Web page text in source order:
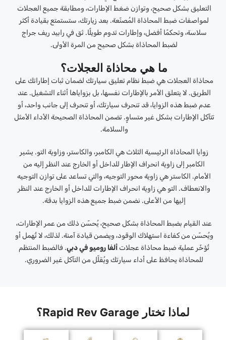
التعليق بشكل صحيح، وتوازن ضغط الإطارات، ومطابقة جميع العجلات
لمواصفات ضبط المحاذاة المُصنّعة. بعد زيارتك، ستستمتع بقيادة أكثر
سلاسة، وتحكمًا أفضل، وإطارات تدوم طويلًا. ثق في رابيد ريف جراج
لضبط المحاذاة بشكل صحيح من المرة الأولى.
ما هي محاذاة العجلات؟
محاذاة العجلات هي ضبط نظام تعليق سيارتك لضمان ثبات إطاراتك على
الطريق. لا يتعلق الأمر بالإطارات نفسها، بل بزواياها أثناء التشغيل. عند
عدم ضبط هذه الزوايا، قد تنحرف سيارتك، أو تنحرف إلى جانب واحد، أو
تتآكل الإطارات بشكل غير متساوٍ. تضمن المحاذاة الصحيحة الأداء الأمثل
والسلامة.
زوايا المحاذاة الرئيسية الثلاث هي الكامبر، والكاستر، وزاوية التو. يشير
الكامبر إلى زاوية انحراف الإطار للداخل أو الخارج عند النظر إليه من
الأمام. الكاستر هي زاوية محور التوجيه، والتي تساعد على توازن التوجيه
والانعطاف. التو هي زاوية انحراف الإطارات للداخل أو الخارج عند النظر
إليها من الأعلى. نضمن ضبط جميع هذه الزوايا بدقة.
عند القيام بضبط المحاذاة بشكل صحيح، يُحسّن ذلك من عمر الإطارات،
ويُحسّن من كفاءة استهلاك الوقود، ويضمن قيادة آمنة. لذلك، لا تُهمل أو
تُؤخّر عملية ضبط محاذاة عجلات ألفا روميو في دبي. فالضبط المنتظم
للمحاذاة يحافظ على أداء سيارتك ويُقلّل من التآكل غير الضروري.
لماذا تختار Rapid Rev Garage؟